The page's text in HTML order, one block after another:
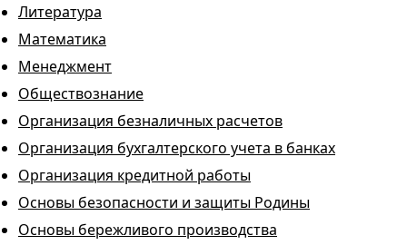
Литература
Математика
Менеджмент
Обществознание
Организация безналичных расчетов
Организация бухгалтерского учета в банках
Организация кредитной работы
Основы безопасности и защиты Родины
Основы бережливого производства